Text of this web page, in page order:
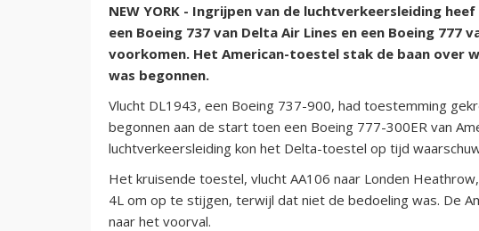
NEW YORK - Ingrijpen van de luchtverkeersleiding
een Boeing 737 van Delta Air Lines en een Boeing 777
voorkomen. Het American-toestel stak de baan over
was begonnen.
Vlucht DL1943, een Boeing 737-900, had toestemming
begonnen aan de start toen een Boeing 777-300ER van
luchtverkeersleiding kon het Delta-toestel op tijd
Het kruisende toestel, vlucht AA106 naar Londen
4L om op te stijgen, terwijl dat niet de bedoeling was. De
naar het voorval.